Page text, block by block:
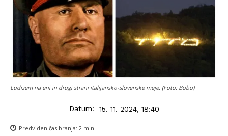
Ludizem na eni in drugi strani italijansko-slovenske meje. (Foto: Bobo)
Datum: 15. 11. 2024, 18:40
Predviden čas branja: 2 min.